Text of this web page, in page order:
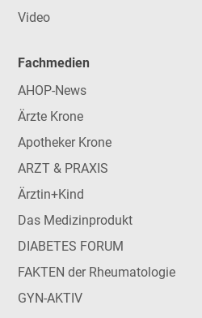
Video
Fachmedien
AHOP-News
Ärzte Krone
Apotheker Krone
ARZT & PRAXIS
Ärztin+Kind
Das Medizinprodukt
DIABETES FORUM
FAKTEN der Rheumatologie
GYN-AKTIV